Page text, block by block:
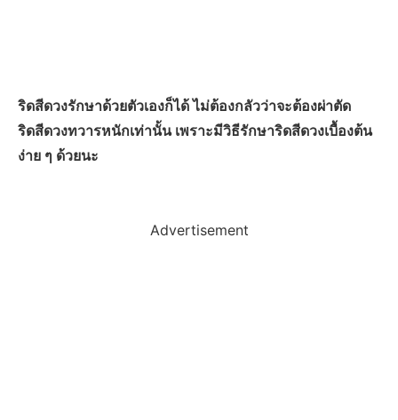
ริดสีดวงรักษาด้วยตัวเองก็ได้ ไม่ต้องกลัวว่าจะต้องผ่าตัด
ริดสีดวงทวารหนักเท่านั้น เพราะมีวิธีรักษาริดสีดวงเบื้องต้น
ง่าย ๆ ด้วยนะ
Advertisement